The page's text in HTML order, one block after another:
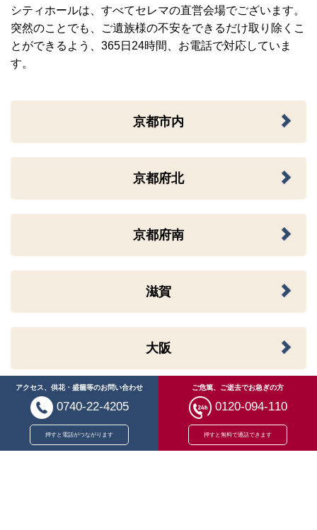
シティホールは、すべてセレマの直営会場でございます。
突然のことでも、ご遺族様の不安をできるだけ取り除くこ
とができるよう、365日24時間、お電話で対応していま
す。
京都市内
京都府北
京都府南
滋賀
大阪
ご危篤、ご逝去でお急ぎの方
0120-094-110
押すと無料で通話できます
アクセス、供花・盛籠等のお問い合わせ
0740-22-4205
押すと電話がつながります